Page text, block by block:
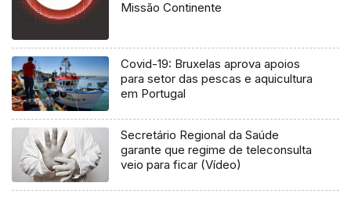
Missão Continente
Covid-19: Bruxelas aprova apoios
para setor das pescas e aquicultura
em Portugal
Secretário Regional da Saúde
garante que regime de teleconsulta
veio para ficar (Vídeo)